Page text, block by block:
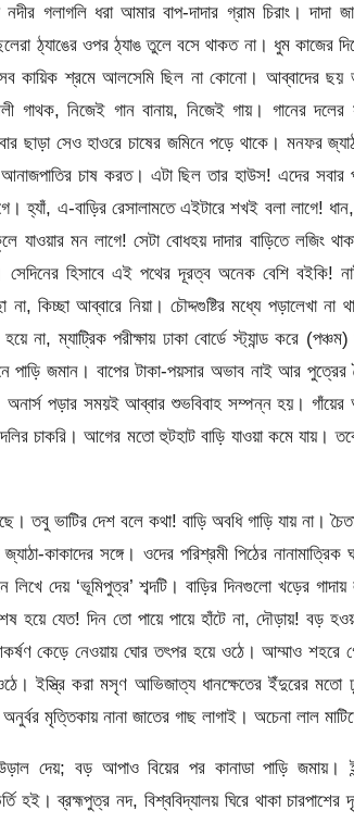
গলাগলি ধরা আমার বাপ-দাদার গ্রাম চিরাং। দাদা
ঠ্যাঙের ওপর ঠ্যাঙ তুলে বসে থাকত না। ধুম কাজের
কায়িক শ্রমে আলসেমি ছিল না কোনো। আব্বাদের
নিজেই গান বানায়, নিজেই গায়। গানের দলের
ছাড়া সেও হাওরে চাষের জমিনে পড়ে থাকে। মনফর
আনাজপাতির চাষ করত। এটা ছিল তার হাউস! এদের সবার
হ্যাঁ, এ-বাড়ির রেসালামতে এইটারে শখই বলা লাগে!
মন লাগে! সেটা বোধহয় দাদার বাড়িতে লজিং
হিসাবে এই পথের দূরত্ব অনেক বেশি বইকি!
না, কিচ্ছা আব্বারে নিয়া। চৌদ্দগুষ্টির মধ্যে পড়ালেখা
না, ম্যাট্রিক পরীক্ষায় ঢাকা বোর্ডে স্ট্যান্ড করে
জমান। বাপের টাকা-পয়সার অভাব নাই আর পুত্রের
অনার্স পড়ার সময়ই আব্বার শুভবিবাহ সম্পন্ন হয়।
চাকরি। আগের মতো হুটহাট বাড়ি যাওয়া কমে যায়। তবে
তবু ভাটির দেশ বলে কথা! বাড়ি অবধি গাড়ি যায় না।
কাকাদের সঙ্গে। ওদের পরিশ্রমী পিঠের
দেয় ‘ভূমিপুত্র’ শব্দটি। বাড়ির দিনগুলো খড়ের
হয়ে যেত! দিন তো পায়ে পায়ে হাঁটে না, দৌড়ায়! বড়
কেড়ে নেওয়ায় ঘোর তৎপর হয়ে ওঠে। আম্মাও শহরে
ইস্ত্রি করা মসৃণ আভিজাত্য ধানক্ষেতের ইঁদুরের
মৃত্তিকায় নানা জাতের গাছ লাগাই। অচেনা লাল
দেয়; বড় আপাও বিয়ের পর কানাডা পাড়ি জমায়।
হই। ব্রহ্মপুত্র নদ, বিশ্ববিদ্যালয় ঘিরে থাকা